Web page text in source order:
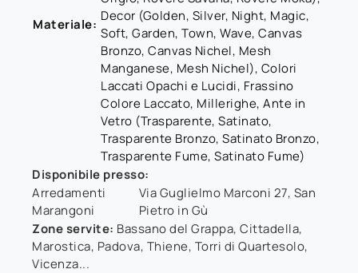
Materiale:
Decor (Golden, Silver, Night, Magic,
Soft, Garden, Town, Wave, Canvas
Bronzo, Canvas Nichel, Mesh
Manganese, Mesh Nichel), Colori
Laccati Opachi e Lucidi, Frassino
Colore Laccato, Millerighe, Ante in
Vetro (Trasparente, Satinato,
Trasparente Bronzo, Satinato Bronzo,
Trasparente Fume, Satinato Fume)
Disponibile presso:
Arredamenti
Marangoni
Via Guglielmo Marconi 27, San
Pietro in Gù
Zone servite: Bassano del Grappa, Cittadella,
Marostica, Padova, Thiene, Torri di Quartesolo,
Vicenza...